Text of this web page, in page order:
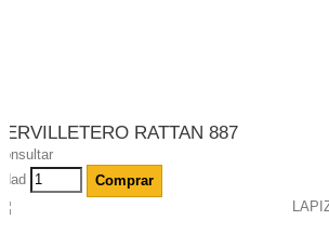
SERVILLETERO RATTAN 887
Consultar
Udad
Comprar